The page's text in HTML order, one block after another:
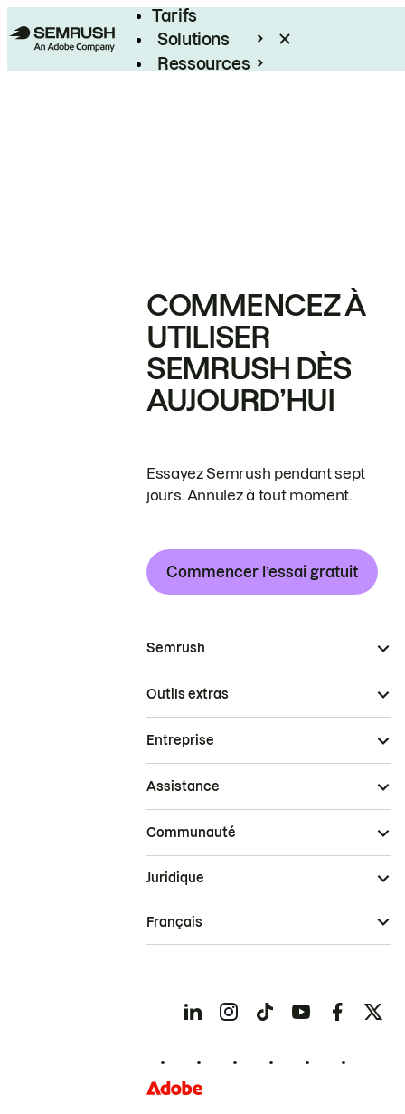
Tarifs
Solutions
Ressources
COMMENCEZ À
UTILISER
SEMRUSH DÈS
AUJOURD’HUI
Essayez Semrush pendant sept
jours. Annulez à tout moment.
Commencer l’essai gratuit
Semrush
Outils extras
Entreprise
Assistance
Communauté
Juridique
Français